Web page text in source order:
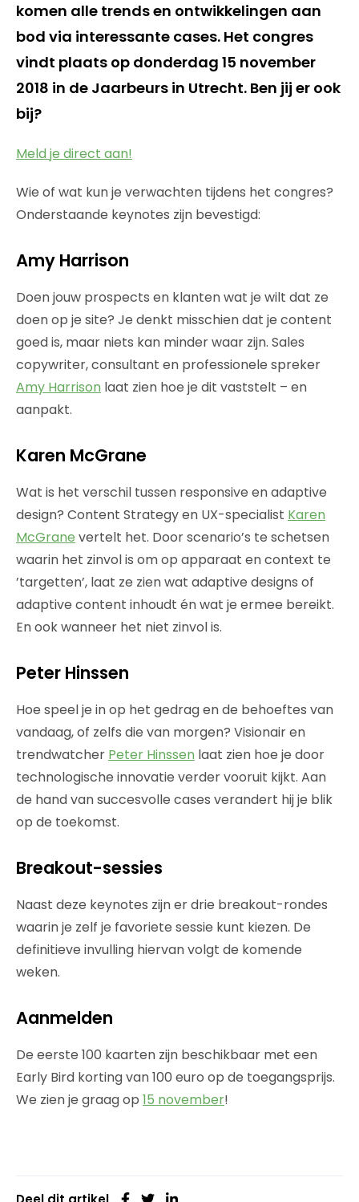
komen alle trends en ontwikkelingen aan
bod via interessante cases. Het congres
vindt plaats op donderdag 15 november
2018 in de Jaarbeurs in Utrecht. Ben jij er ook
bij?
Meld je direct aan!
Wie of wat kun je verwachten tijdens het congres?
Onderstaande keynotes zijn bevestigd:
Amy Harrison
Doen jouw prospects en klanten wat je wilt dat ze
doen op je site? Je denkt misschien dat je content
goed is, maar niets kan minder waar zijn. Sales
copywriter, consultant en professionele spreker
Amy Harrison laat zien hoe je dit vaststelt – en
aanpakt.
Karen McGrane
Wat is het verschil tussen responsive en adaptive
design? Content Strategy en UX-specialist Karen
McGrane vertelt het. Door scenario’s te schetsen
waarin het zinvol is om op apparaat en context te
’targetten’, laat ze zien wat adaptive designs of
adaptive content inhoudt én wat je ermee bereikt.
En ook wanneer het niet zinvol is.
Peter Hinssen
Hoe speel je in op het gedrag en de behoeftes van
vandaag, of zelfs die van morgen? Visionair en
trendwatcher Peter Hinssen laat zien hoe je door
technologische innovatie verder vooruit kijkt. Aan
de hand van succesvolle cases verandert hij je blik
op de toekomst.
Breakout-sessies
Naast deze keynotes zijn er drie breakout-rondes
waarin je zelf je favoriete sessie kunt kiezen. De
definitieve invulling hiervan volgt de komende
weken.
Aanmelden
De eerste 100 kaarten zijn beschikbaar met een
Early Bird korting van 100 euro op de toegangsprijs.
We zien je graag op 15 november!